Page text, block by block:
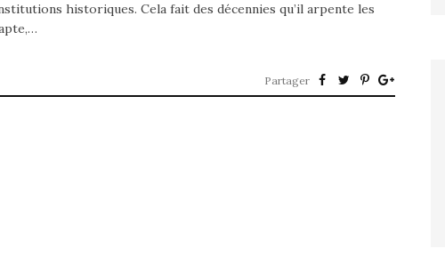
historiques. Cela fait des décennies qu’il arpente les
Partager